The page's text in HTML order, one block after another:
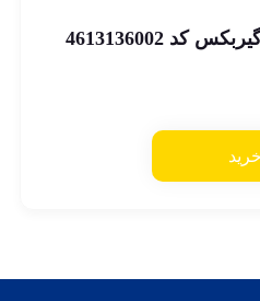
کاسه نمد اویل پمپ گیربکس کد 4613136002
خرید